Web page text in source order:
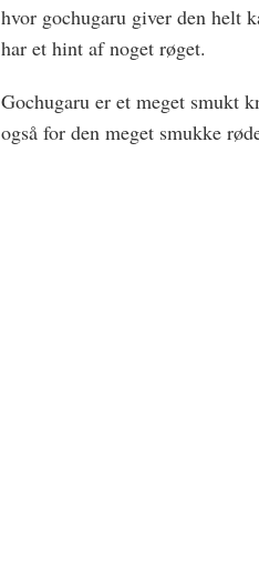
hvor gochugaru giver den helt
har et hint af noget røget.
Gochugaru er et meget smukt
også for den meget smukke